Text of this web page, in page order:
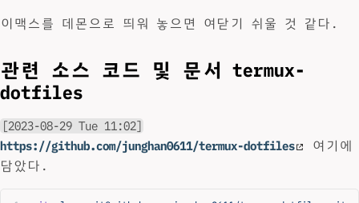
이맥스를 데몬으로 띄워 놓으면 여닫기 쉬울 것 같다.
관련 소스 코드 및 문서 termux-
dotfiles
[2023-08-29 Tue 11:02]
https://github.com/junghan0611/termux-dotfiles
여기에
담았다.